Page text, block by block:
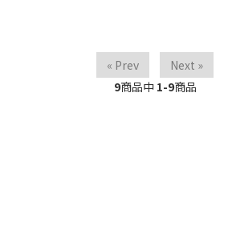
« Prev
Next »
9商品中 1-9商品